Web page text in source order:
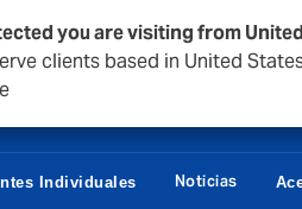
you are visiting from
clients based in United
Individuales Noticias